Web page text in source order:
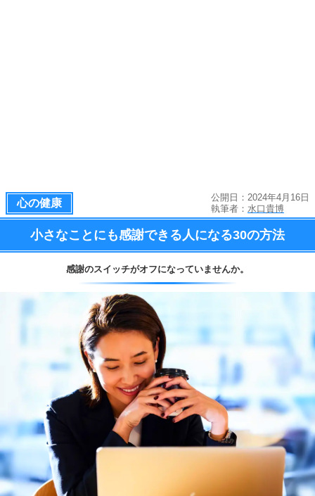
心の健康
公開日：2024年4月16日
執筆者： 水口貴博
小さなことにも感謝できる人になる30の方法
感謝のスイッチがオフになっていませんか。